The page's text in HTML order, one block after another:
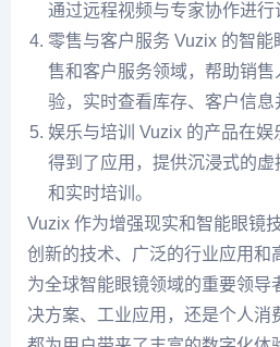
通过远程视频与专家协作进行
零售与客户服务 Vuzix 的智
售和客户服务领域，帮助销
验，实时查看库存、客户信息
娱乐与培训 Vuzix 的产品在
得到了应用，提供沉浸式的
和实时培训。
Vuzix 作为增强现实和智能眼镜
创新的技术、广泛的行业应用和
为全球智能眼镜领域的重要领导
决方案、工业应用，还是个人消